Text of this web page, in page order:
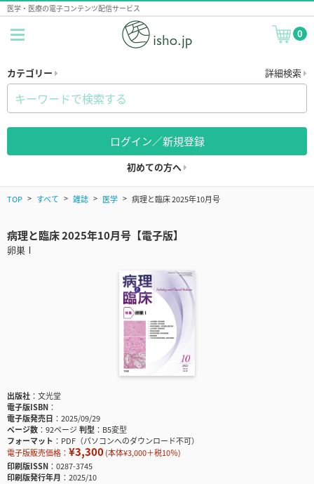
医学・医療の電子コンテンツ配信サービス
0
カテゴリー 詳細検索
ログイン／新規登録
初めての方へ
TOP すべて 雑誌 医学 病理と臨床 2025年10月号
病理と臨床 2025年10月号【電子版】
卵巣Ⅰ
出版社
文光堂
電子版ISBN
電子版発売日
2025/09/29
ページ数
92ページ判型
B5変型
フォーマット
PDF（パソコンへのダウンロード不可）
電子版販売価格： ¥3,300(本体¥3,000＋税10％)
印刷版ISSN
0287-3745
印刷版発行年月
2025/10